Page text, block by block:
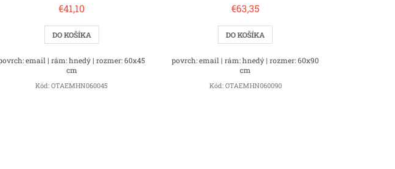
€41,10
DO KOŠÍKA
email | rám: hnedý | rozmer: 60x45
cm
Kód:OTAEMHN060045
€63,35
DO KOŠÍKA
povrch: email | rám: hnedý | rozmer: 60x90
cm
Kód: OTAEMHN060090